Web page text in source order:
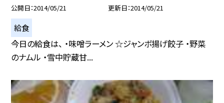
公開日 2014/05/21 更新日 2014/05/21
給食
今日の給食は、 ・味噌ラーメン ☆ジャンボ揚げ餃子 ・野菜
のナムル ・雪中貯蔵甘...